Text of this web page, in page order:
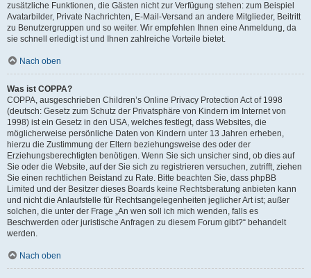
zusätzliche Funktionen, die Gästen nicht zur Verfügung stehen: zum Beispiel
Avatarbilder, Private Nachrichten, E-Mail-Versand an andere Mitglieder, Beitritt
zu Benutzergruppen und so weiter. Wir empfehlen Ihnen eine Anmeldung, da
sie schnell erledigt ist und Ihnen zahlreiche Vorteile bietet.
Nach oben
Was ist COPPA?
COPPA, ausgeschrieben Children’s Online Privacy Protection Act of 1998
(deutsch: Gesetz zum Schutz der Privatsphäre von Kindern im Internet von
1998) ist ein Gesetz in den USA, welches festlegt, dass Websites, die
möglicherweise persönliche Daten von Kindern unter 13 Jahren erheben,
hierzu die Zustimmung der Eltern beziehungsweise des oder der
Erziehungsberechtigten benötigen. Wenn Sie sich unsicher sind, ob dies auf
Sie oder die Website, auf der Sie sich zu registrieren versuchen, zutrifft, ziehen
Sie einen rechtlichen Beistand zu Rate. Bitte beachten Sie, dass phpBB
Limited und der Besitzer dieses Boards keine Rechtsberatung anbieten kann
und nicht die Anlaufstelle für Rechtsangelegenheiten jeglicher Art ist; außer
solchen, die unter der Frage „An wen soll ich mich wenden, falls es
Beschwerden oder juristische Anfragen zu diesem Forum gibt?“ behandelt
werden.
Nach oben